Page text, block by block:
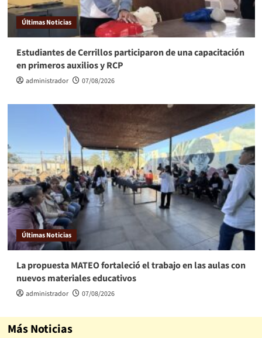
Últimas Noticias
Estudiantes de Cerrillos participaron de una capacitación
en primeros auxilios y RCP
administrador 07/08/2026
Últimas Noticias
La propuesta MATEO fortaleció el trabajo en las aulas con
nuevos materiales educativos
administrador 07/08/2026
Más Noticias